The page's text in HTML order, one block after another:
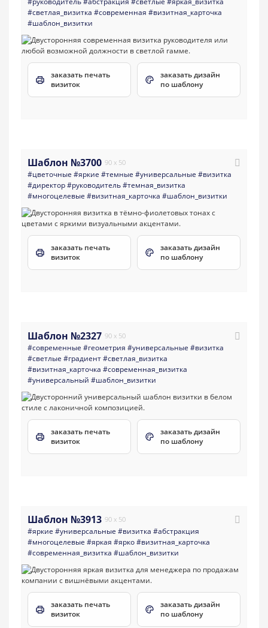
#светлая_визитка #современная #визитная_карточка
#шаблон_визитки
заказать печать
визиток
заказать дизайн
по шаблону
Шаблон №3700 90 x 50
#цветочные #яркие #темные #универсальные #визитка
#директор#руководитель#темная_визитка
#многоцелевые #визитная_карточка #шаблон_визитки
заказать печать
визиток
заказать дизайн
по шаблону
Шаблон №2327 90 x 50
#современные #геометрия #универсальные #визитка
#светлые #градиент#светлая_визитка
#визитная_карточка #современная_визитка
#универсальный #шаблон_визитки
заказать печать
визиток
заказать дизайн
по шаблону
Шаблон №3913 90 x 50
#яркие #универсальные #визитка #абстракция
#многоцелевые #яркая #ярко#визитная_карточка
#современная_визитка #шаблон_визитки
заказать печать
визиток
заказать дизайн
по шаблону